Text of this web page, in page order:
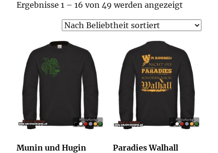
Ergebnisse 1 – 16 von 49 werden angezeigt
sortiert
Munin und Hugin
Paradies Walhall